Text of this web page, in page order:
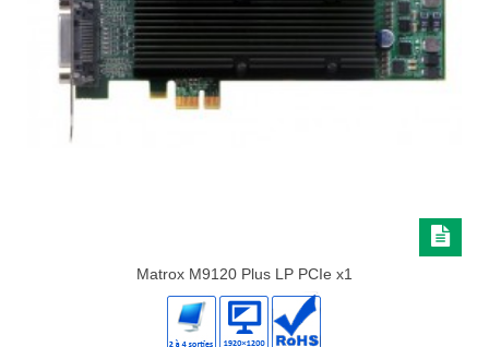
Matrox M9120 Plus LP PCIe x1